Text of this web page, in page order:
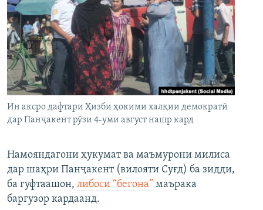
Ин аксро дафтари Ҳизби ҳокими халқии демократӣ
дар Панҷакент рӯзи 4-уми август нашр кард
Намояндагони ҳукумат ва маъмурони милиса
дар шаҳри Панҷакент (вилояти Суғд) ба зидди,
ба гуфтаашон, либоси “бегона” маърака
баргузор кардаанд.